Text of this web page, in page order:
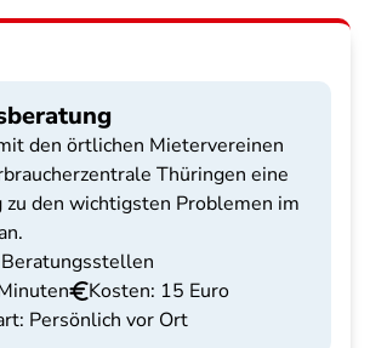
den örtlichen Mietervereinen
Thüringen eine
zu den wichtigsten Problemen im
Kosten: 15 Euro
Persönlich vor Ort